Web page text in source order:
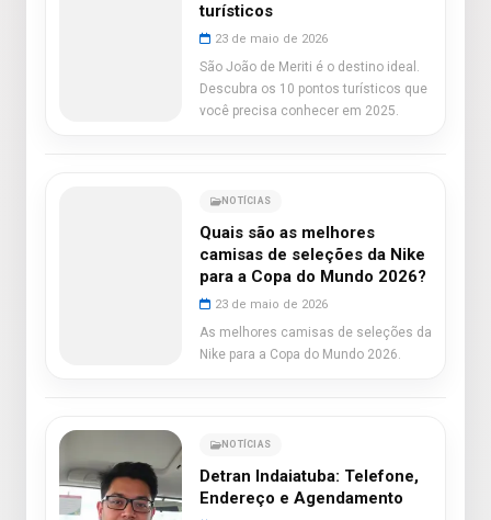
turísticos
23 de maio de 2026
São João de Meriti é o destino ideal.
Descubra os 10 pontos turísticos que
você precisa conhecer em 2025.
NOTÍCIAS
Quais são as melhores
camisas de seleções da Nike
para a Copa do Mundo 2026?
23 de maio de 2026
As melhores camisas de seleções da
Nike para a Copa do Mundo 2026.
NOTÍCIAS
Detran Indaiatuba: Telefone,
Endereço e Agendamento